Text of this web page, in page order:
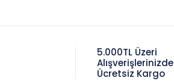
5.000TL Üzeri
Alışverişlerinizde
Ücretsiz Kargo